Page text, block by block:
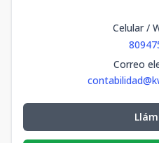
Celular /
Correo